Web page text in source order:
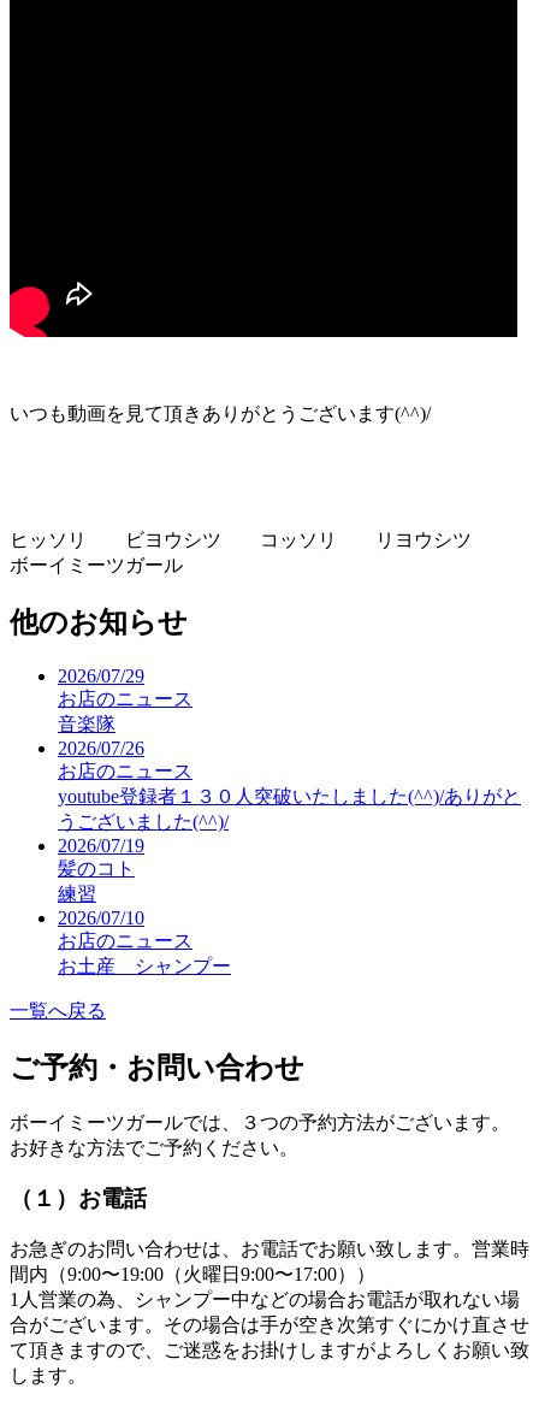
いつも動画を見て頂きありがとうございます(^^)/
ヒッソリ ビヨウシツ コッソリ リヨウシツ
ボーイミーツガール
他のお知らせ
2026/07/29
お店のニュース
音楽隊
2026/07/26
お店のニュース
youtube登録者１３０人突破いたしました(^^)/ありがと
うございました(^^)/
2026/07/19
髪のコト
練習
2026/07/10
お店のニュース
お土産 シャンプー
一覧へ戻る
ご予約・お問い合わせ
ボーイミーツガールでは、３つの予約方法がございます。
お好きな方法でご予約ください。
（１）お電話
お急ぎのお問い合わせは、お電話でお願い致します。営業時
間内（9:00〜19:00（火曜日9:00〜17:00））
1人営業の為、シャンプー中などの場合お電話が取れない場
合がございます。その場合は手が空き次第すぐにかけ直させ
て頂きますので、ご迷惑をお掛けしますがよろしくお願い致
します。